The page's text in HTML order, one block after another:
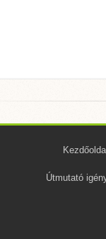
Kezdőoldal
Útmutató